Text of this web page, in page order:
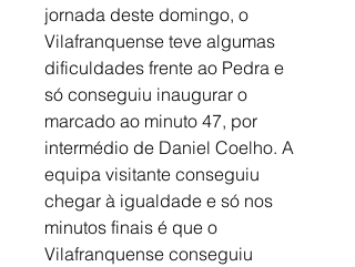
jornada deste domingo, o
Vilafranquense teve algumas
dificuldades frente ao Pedra e
só conseguiu inaugurar o
marcado ao minuto 47, por
intermédio de Daniel Coelho. A
equipa visitante conseguiu
chegar à igualdade e só nos
minutos finais é que o
Vilafranquense conseguiu